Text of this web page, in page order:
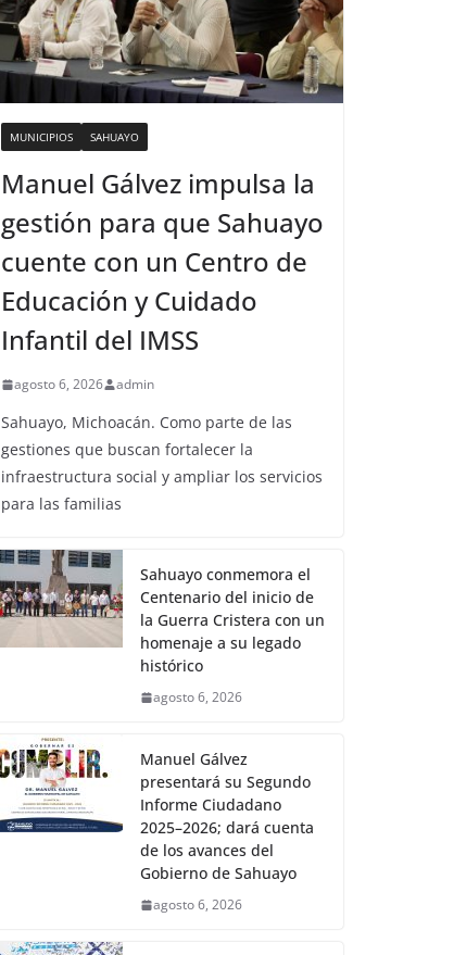
MUNICIPIOS SAHUAYO
Manuel Gálvez impulsa la
gestión para que Sahuayo
cuente con un Centro de
Educación y Cuidado
Infantil del IMSS
agosto 6, 2026 admin
Sahuayo, Michoacán. Como parte de las
gestiones que buscan fortalecer la
infraestructura social y ampliar los servicios
para las familias
Sahuayo conmemora el
Centenario del inicio de
la Guerra Cristera con un
homenaje a su legado
histórico
agosto 6, 2026
Manuel Gálvez
presentará su Segundo
Informe Ciudadano
2025–2026; dará cuenta
de los avances del
Gobierno de Sahuayo
agosto 6, 2026